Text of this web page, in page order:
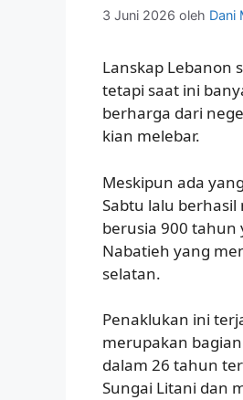
3 Juni 2026 oleh Dani
Lanskap Lebanon
tetapi saat ini
berharga dari
kian melebar.
Meskipun ada
Sabtu lalu
berusia 900 tahun
Nabatieh yang
selatan.
Penaklukan ini
merupakan
dalam 26 tahun
Sungai Litani dan